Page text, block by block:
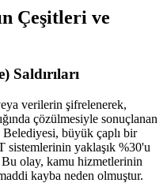
Çeşitleri ve
Saldırıları
verilerin şifrelenerek,
çözülmesiyle sonuçlanan
Belediyesi, büyük çaplı bir
sistemlerinin yaklaşık %30'u
Bu olay, kamu hizmetlerinin
kayba neden olmuştur.